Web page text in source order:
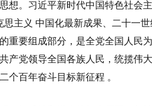
想。习近平新时代中国特色社会
思主义 中国化最新成果 、二十一
重要组成部分，是全党全国人民
产党领导全国各族人民，统揽伟
个百年奋斗目标新征程 。